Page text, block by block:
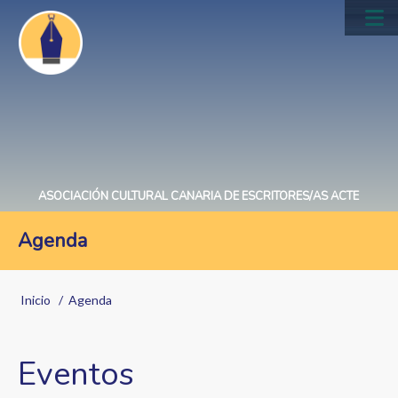
Pasar
contenido
principal
ASOCIACIÓN CULTURAL CANARIA DE ESCRITORES/AS ACTE
Agenda
Sobrescribir
ayuda
Inicio Agenda
Eventos